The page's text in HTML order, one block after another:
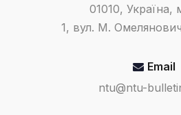
01010, Україна,
1, вул. М.
Email
ntu@ntu-